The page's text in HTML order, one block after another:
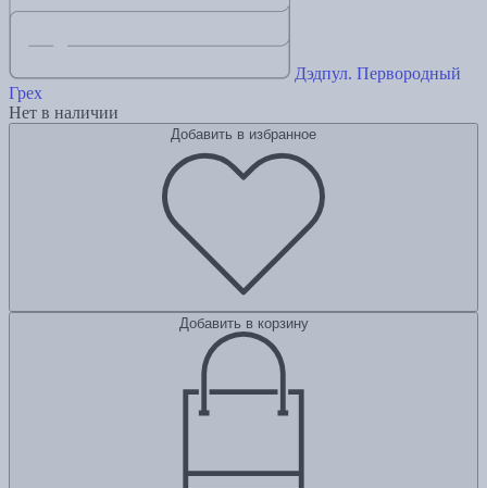
Дэдпул. Первородный
Грех
Нет в наличии
Добавить в избранное
Добавить в корзину